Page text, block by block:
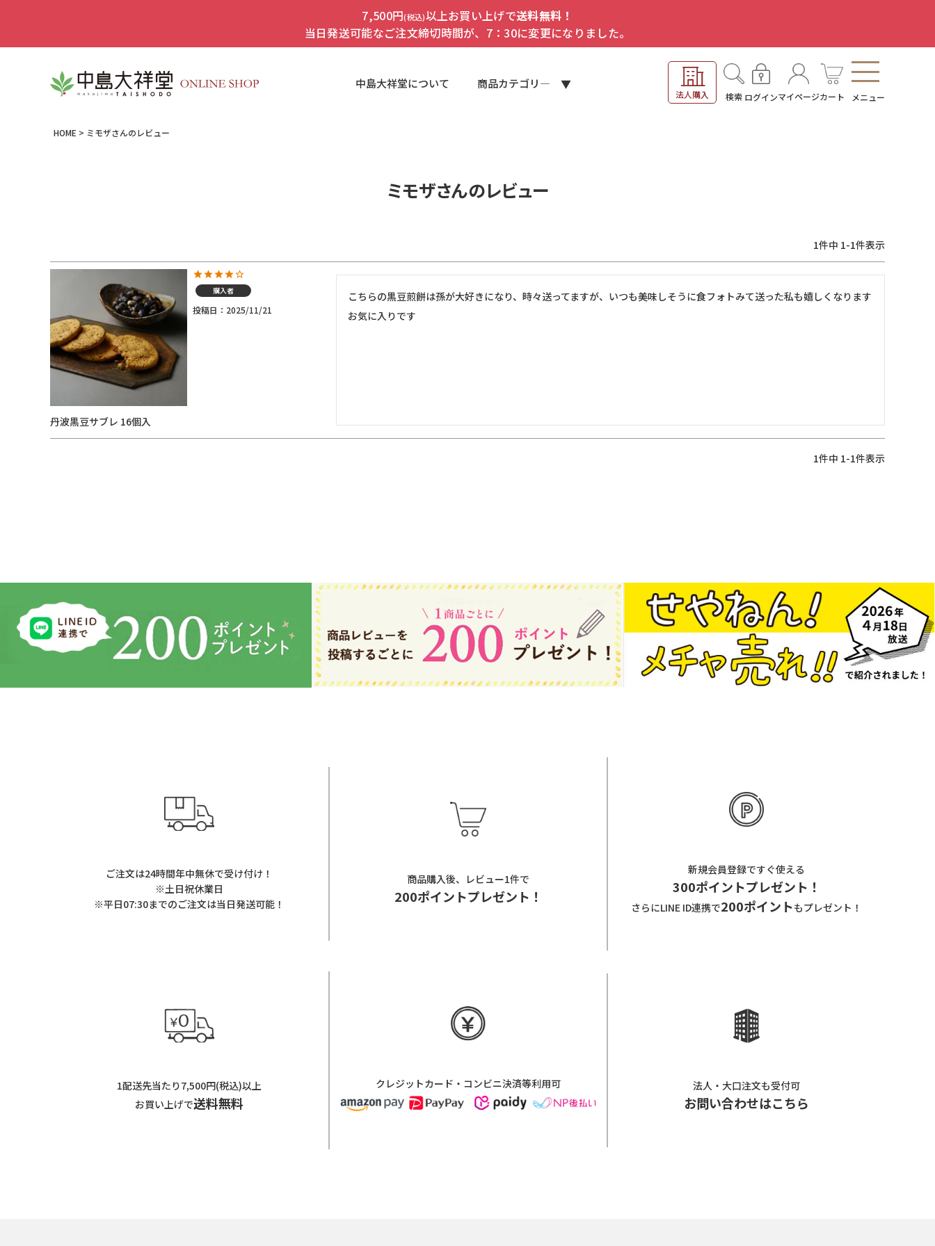
7,500円(税込)以上お買い上げで送料無料！
当日発送可能なご注文締切時間が、7：30に変更になりました。
中島大祥堂について 商品カテゴリ―
法人購入 検索 ログインマイページカート メニュー
HOME ミモザさんのレビュー
ミモザさんのレビュー
1件中 1-1件表示
丹波黒豆サブレ 16個入
購入者
投稿日 2025/11/21
こちらの黒豆煎餅は孫が大好きになり、時々送ってますが、いつも美味しそうに食フォトみて送った私も嬉しくなります
お気に入りです
1件中 1-1件表示
ご注文は24時間年中無休で受け付け！
※土日祝休業日
※平日07:30までのご注文は当日発送可能！
商品購入後、レビュー1件で
200ポイントプレゼント！
新規会員登録ですぐ使える
300ポイントプレゼント！
さらにLINE ID連携で200ポイントもプレゼント！
1配送先当たり7,500円(税込)以上
お買い上げで送料無料
クレジットカード・コンビニ決済等利用可 法人・大口注文も受付可
お問い合わせはこちら